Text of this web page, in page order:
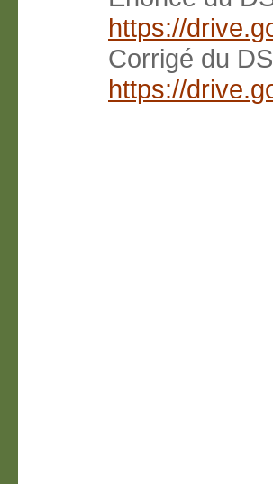
https://
Corrigé du
https://